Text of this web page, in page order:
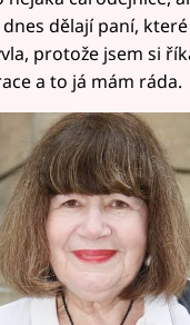
dělají paní,
protože jsem si
a to já mám ráda.